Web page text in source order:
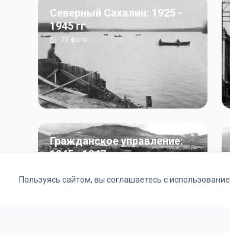
Северный Сахалин: 1925 -
1945 гг
73 фото
Гражданское управление:
1945 - 1947 гг
Пользуясь сайтом, вы соглашаетесь с